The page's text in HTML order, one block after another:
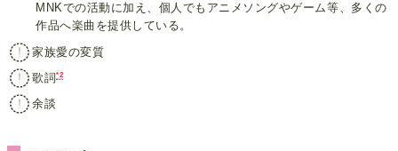
MNKでの活動に加え、個人でもアニメソングやゲーム等、多くの
作品へ楽曲を提供している。
家族愛の変質
歌詞*2
余談